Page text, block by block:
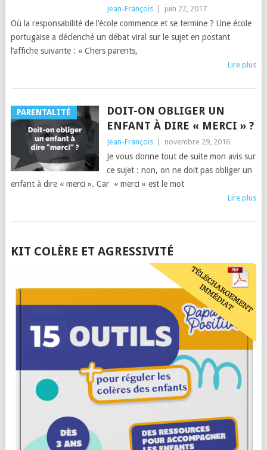
Jean-François juin 22, 2017
Où la responsabilité de l’école commence et se termine ? Une école
portugaise a déclenché un débat viral sur le sujet en postant
l’affiche suivante : « Chers parents,
Lire plus
PARENTALITÉ
DOIT-ON OBLIGER UN
ENFANT À DIRE « MERCI » ?
Jean-François novembre 29, 2016
Je vous donne tout de suite mon avis sur
ce sujet : non, on ne doit pas obliger un
enfant à dire « merci ». Car « merci » est le mot
Lire plus
POSTS
KIT COLÈRE ET AGRESSIVITÉ